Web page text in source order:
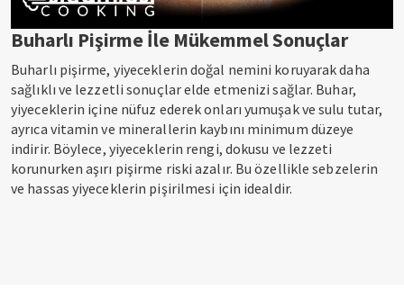
Buharlı Pişirme İle Mükemmel Sonuçlar
Buharlı pişirme, yiyeceklerin doğal nemini koruyarak daha
sağlıklı ve lezzetli sonuçlar elde etmenizi sağlar. Buhar,
yiyeceklerin içine nüfuz ederek onları yumuşak ve sulu tutar,
ayrıca vitamin ve minerallerin kaybını minimum düzeye
indirir. Böylece, yiyeceklerin rengi, dokusu ve lezzeti
korunurken aşırı pişirme riski azalır. Bu özellikle sebzelerin
ve hassas yiyeceklerin pişirilmesi için idealdir.